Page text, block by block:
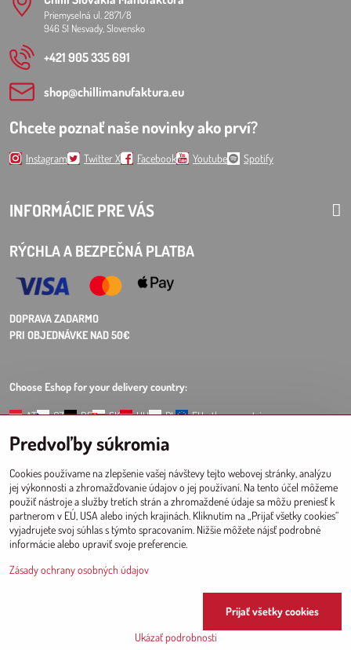
Priemyselná ul. 2871/8
946 51 Nesvady, Slovensko
+421 905 335 691
shop​@chillimanufaktura​.eu
Chcete poznať naše novinky ako prví?
Instagram Twitter X Facebook Youtube Spotify
INFORMÁCIE PRE VÁS
RÝCHLA A BEZPEČNÁ PLATBA
DOPRAVA ZADARMO
PRI OBJEDNÁVKE NAD 50€
Choose Eshop for your delivery country:
AT CZ DE SK HU PL EU other countries
VEĽKOOBCHODPRE PREDAJNE
Registrácia l Prihláseniedo veľkoobchodu
Since 2017 © CM
Vytvorené pomocou:BiznisWeb.sk
Predvoľby súkromia
Cookies používame na zlepšenie vašej návštevy tejto webovej stránky, analýzu
jej výkonnosti a zhromažďovanie údajov o jej používaní. Na tento účel môžeme
použiť nástroje a služby tretích strán a zhromaždené údaje sa môžu preniesť k
partnerom v EÚ, USA alebo iných krajinách. Kliknutím na „Prijať všetky cookies“
vyjadrujete svoj súhlas s týmto spracovaním. Nižšie môžete nájsť podrobné
informácie alebo upraviť svoje preferencie.
Zásady ochrany osobných údajov
Ukázať podrobnosti
Prijať všetky cookies